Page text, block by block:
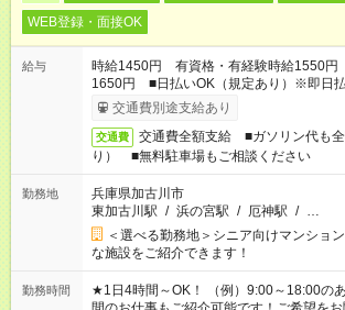
WEB登録・面接OK
給与
時給1450円 有資格・有経験時給1550
1650円 ■日払いOK（規定あり）※即日
交通費別途支給あり
交通費
交通費全額支給 ■ガソリン代も
り） ■無料駐車場もご相談ください
勤務地
兵庫県加古川市
東加古川駅 / 浜の宮駅 / 厄神駅 / …
＜選べる勤務地＞シニア向けマンシ
な施設をご紹介できます！
勤務時間
★1日4時間～OK！ （例）9:00～18:00の